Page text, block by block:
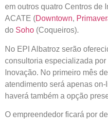
em outros quatro Centros de
ACATE (Downtown,
do Soho (Coqueiros).
No EPI Albatroz serão
consultoria especializada por
Inovação. No primeiro mês
atendimento será apenas
haverá também a opção
O empreendedor ficará por